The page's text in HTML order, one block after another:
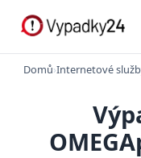
Domů›Internetové